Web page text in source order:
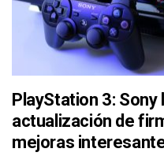
PlayStation 3: Sony
actualización de
mejoras